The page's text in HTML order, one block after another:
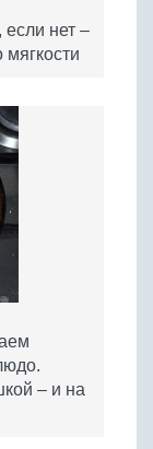
нет –
– и на